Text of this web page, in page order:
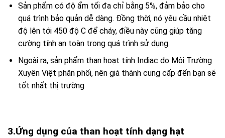
Sản phẩm có độ ẩm tối đa chỉ bằng 5%, đảm bảo cho
quá trình bảo quản dễ dàng. Đồng thời, nó yêu cầu nhiệt
độ lên tới 450 độ C để cháy, điều này cũng giúp tăng
cường tính an toàn trong quá trình sử dụng.
Ngoài ra, sản phẩm than hoạt tính Indiac do Môi Trường
Xuyên Việt phân phối, nên giá thành cung cấp đến bạn sẽ
tốt nhất thị trường
3.Ứng dụng của than hoạt tính dạng hạt